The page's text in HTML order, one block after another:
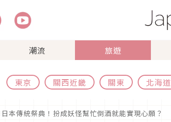
潮流 旅遊
東京 關西近畿 關東 北海道
本傳統祭典！扮成妖怪幫忙倒酒就能實現心願？